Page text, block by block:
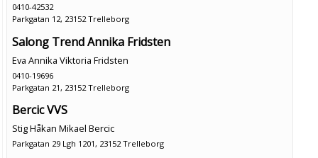
0410-42532
Parkgatan 12, 23152 Trelleborg
Salong Trend Annika Fridsten
Eva Annika Viktoria Fridsten
0410-19696
Parkgatan 21, 23152 Trelleborg
Bercic VVS
Stig Håkan Mikael Bercic
Parkgatan 29 Lgh 1201, 23152 Trelleborg